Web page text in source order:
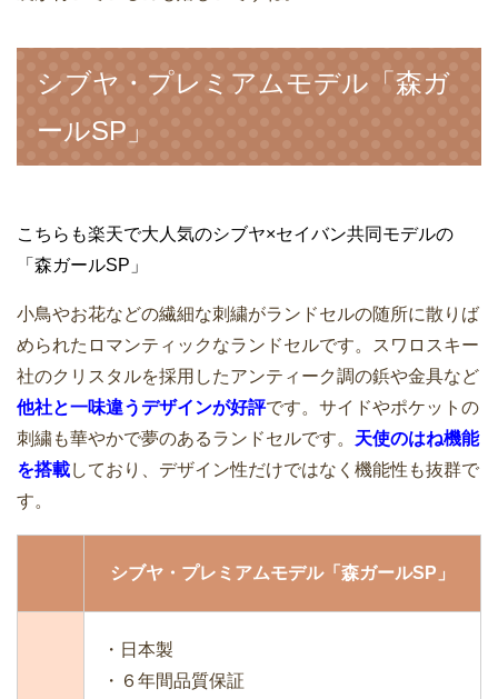
シブヤ・プレミアムモデル「森ガ
ールSP」
こちらも楽天で大人気のシブヤ×セイバン共同モデルの
「森ガールSP」
小鳥やお花などの繊細な刺繍がランドセルの随所に散りば
められたロマンティックなランドセルです。スワロスキー
社のクリスタルを採用したアンティーク調の鋲や金具など
他社と一味違うデザインが好評です。サイドやポケットの
刺繍も華やかで夢のあるランドセルです。 天使のはね機能
を搭載しており、デザイン性だけではなく機能性も抜群で
す。
シブヤ・プレミアムモデル「森ガールSP」
・日本製
・６年間品質保証